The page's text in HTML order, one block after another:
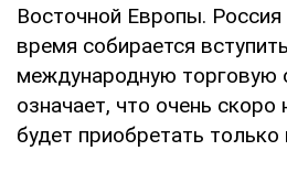
Восточной Европы.
время собирается
международную торговую
означает, что очень
будет приобретать